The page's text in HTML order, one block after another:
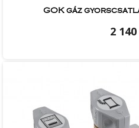
GOK gáz
2